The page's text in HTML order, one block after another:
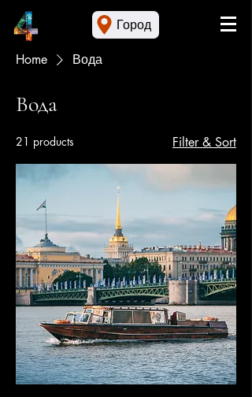
Город
Home Вода
Вода
21 products Filter & Sort